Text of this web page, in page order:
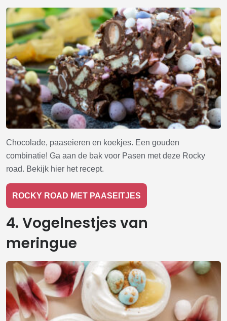
Chocolade, paaseieren en koekjes. Een gouden
combinatie! Ga aan de bak voor Pasen met deze Rocky
road. Bekijk hier het recept.
ROCKY ROAD MET PAASEITJES
4. Vogelnestjes van
meringue